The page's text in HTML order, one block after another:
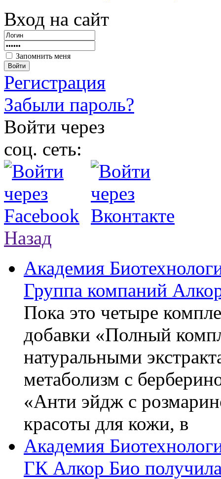
Вход на сайт
Запомнить меня
Войти
Регистрация
Забыли пароль?
Войти через
соц. сеть:
Назад
Академия
Группа компаний
Пока это четыре
добавки «Полный
натуральными
метаболизм с
«Анти эйдж с
красоты для кожи, в
Академия
ГК Алкор Био